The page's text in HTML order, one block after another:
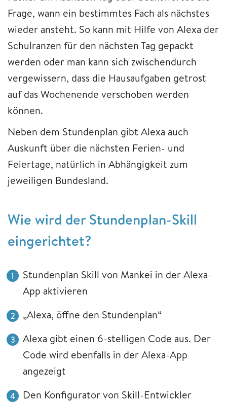
Frage, wann ein bestimmtes Fach als nächstes
wieder ansteht. So kann mit Hilfe von Alexa der
Schulranzen für den nächsten Tag gepackt
werden oder man kann sich zwischendurch
vergewissern, dass die Hausaufgaben getrost
auf das Wochenende verschoben werden
können.
Neben dem Stundenplan gibt Alexa auch
Auskunft über die nächsten Ferien- und
Feiertage, natürlich in Abhängigkeit zum
jeweiligen Bundesland.
Wie wird der Stundenplan-Skill
eingerichtet?
Stundenplan Skill von Mankei in der Alexa-
App aktivieren
„Alexa, öffne den Stundenplan“
Alexa gibt einen 6-stelligen Code aus. Der
Code wird ebenfalls in der Alexa-App
angezeigt
Den Konfigurator von Skill-Entwickler